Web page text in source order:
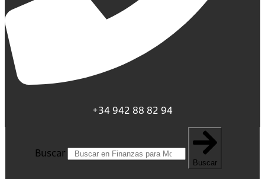
+34 942 88 82 94
Buscar
Buscar